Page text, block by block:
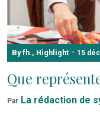
By fh., Highlight - 15
Que
Par La rédaction de